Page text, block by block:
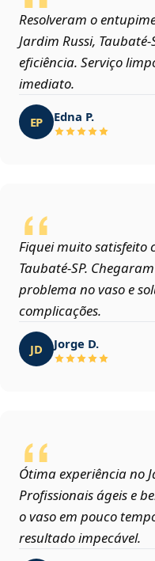
Resolveram o
Jardim Russi,
eficiência. Serviço
imediato.
EP Edna P.
Fiquei muito satisfeito
Taubaté‑SP.
problema no vaso e
complicações.
JD Jorge D.
Ótima experiência no
Profissionais ágeis e
o vaso em pouco
resultado impecável.